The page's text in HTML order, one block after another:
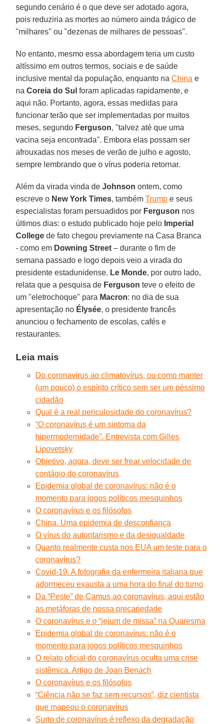
segundo cenário é o que deve ser adotado agora,
pois reduziria as mortes ao número ainda trágico de
"milhares" ou "dezenas de milhares de pessoas".
No entanto, mesmo essa abordagem teria um custo
altíssimo em outros termos, sociais e de saúde
inclusive mental da população, enquanto naChina e
naCoreia do Sul foram aplicadas rapidamente, e
aqui não. Portanto, agora, essas medidas para
funcionar terão que ser implementadas por muitos
meses, segundo Ferguson, "talvez até que uma
vacina seja encontrada". Embora elas possam ser
afrouxadas nos meses de verão de julho e agosto,
sempre lembrando que o vírus poderia retornar.
Além da virada vinda deJohnson ontem, como
escreve o New York Times, tambémTrump e seus
especialistas foram persuadidos por Ferguson nos
últimos dias: o estudo publicado hoje pelo Imperial
College de fato chegou previamente na Casa Branca
- como em Downing Street – durante o fim de
semana passado e logo depois veio a virada do
presidente estadunidense. Le Monde, por outro lado,
relata que a pesquisa de Ferguson teve o efeito de
um "eletrochoque" para Macron: no dia de sua
apresentação no Élysée, o presidente francês
anunciou o fechamento de escolas, cafés e
restaurantes.
Leia mais
Do coronavírus ao climatovírus, ou como manter
(um pouco) o espírito crítico sem ser um péssimo
cidadão
Qual é a real periculosidade do coronavírus?
“O coronavírus é um sintoma da
hipermodernidade”. Entrevista com Gilles
Lipovetsky
Objetivo, agora, deve ser frear velocidade de
contágio do coronavírus
Epidemia global de coronavírus: não é o
momento para jogos políticos mesquinhos
O coronavírus e os filósofos
China. Uma epidemia de desconfiança
O vírus do autoritarismo e da desigualdade
Quanto realmente custa nos EUA um teste para o
coronavírus?
Covid-19. A fotografia da enfermeira italiana que
adormeceu exausta a uma hora do final do turno
Da “Peste” de Camus ao coronavírus, aqui estão
as metáforas de nossa precariedade
O coronavírus e o “jejum de missa” na Quaresma
Epidemia global de coronavírus: não é o
momento para jogos políticos mesquinhos
O relato oficial do coronavírus oculta uma crise
sistêmica. Artigo de Joan Benach
O coronavírus e os filósofos
“Ciência não se faz sem recursos”, diz cientista
que mapeou o coronavírus
Surto de coronavírus é reflexo da degradação